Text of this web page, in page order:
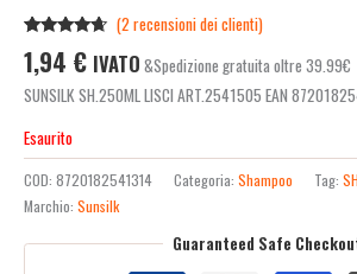
4.50 su 5
su base
di
(2 recensioni dei clienti)
1,94 € IVATO &Spedizione gratuita oltre 39.99€
SUNSILK SH.250ML LISCI ART.2541505 EAN
Esaurito
COD: 8720182541314 Categoria: Shampoo Tag:
Marchio: Sunsilk
Guaranteed Safe